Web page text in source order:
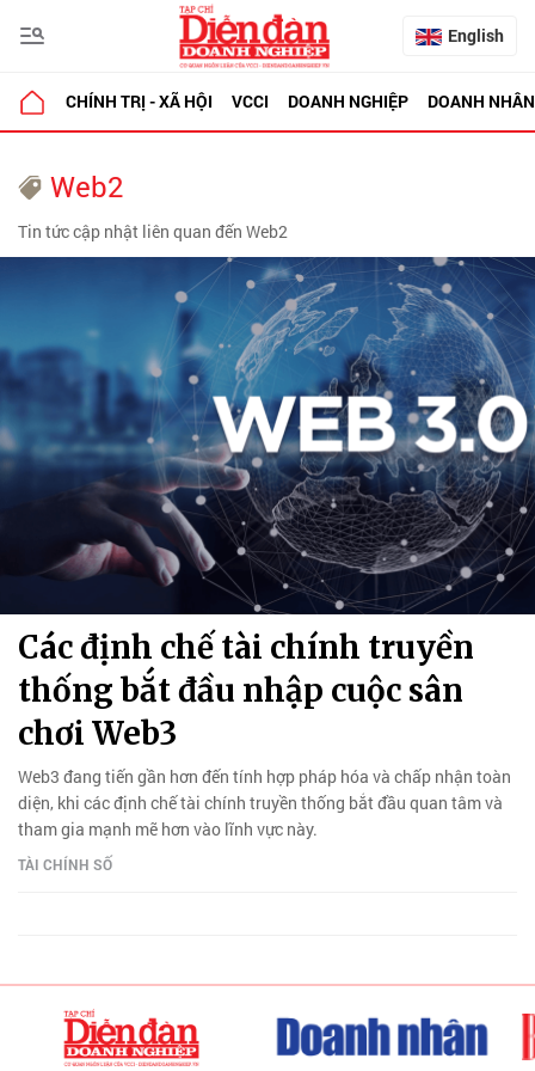
English
CHÍNH TRỊ - XÃ HỘI VCCI DOANH NGHIỆP DOANH NHÂN
Web2
Tin tức cập nhật liên quan đến Web2
Các định chế tài chính truyền
thống bắt đầu nhập cuộc sân
chơi Web3
Web3 đang tiến gần hơn đến tính hợp pháp hóa và chấp nhận toàn
diện, khi các định chế tài chính truyền thống bắt đầu quan tâm và
tham gia mạnh mẽ hơn vào lĩnh vực này.
TÀI CHÍNH SỐ